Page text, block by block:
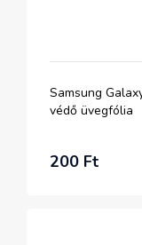
Samsung
védő üvegfólia
200 Ft